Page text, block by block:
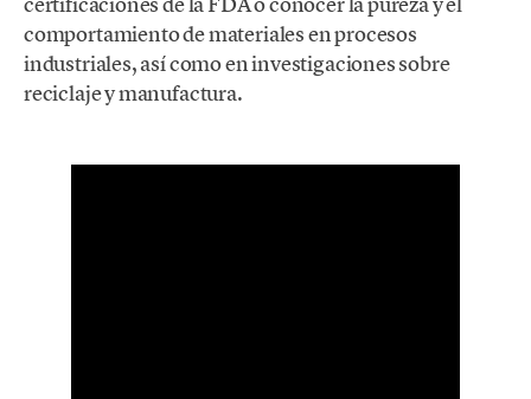
comportamiento de materiales en procesos
industriales, así como en investigaciones sobre
reciclaje y manufactura.